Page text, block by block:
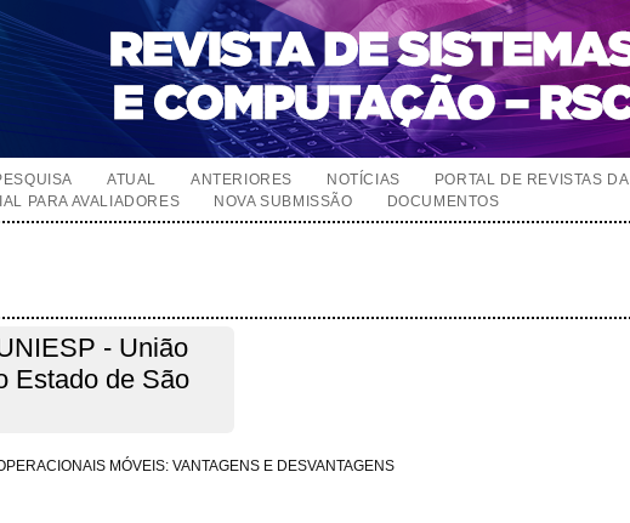
ATUAL ANTERIORES NOTÍCIAS
PORTAL DE REVISTAS DA
PARA AVALIADORES NOVA SUBMISSÃO DOCUMENTOS
- União
Estado de São
MÓVEIS: VANTAGENS E DESVANTAGENS